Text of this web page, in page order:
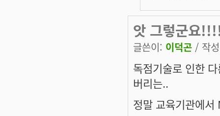
앗 그렇군요
글쓴이: 이덕곤 / 작
독점기술로 인한
버리는..
정말 교육기관에